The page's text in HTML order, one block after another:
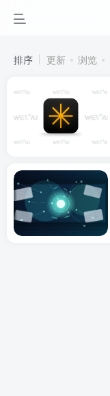
排序 更新 浏览